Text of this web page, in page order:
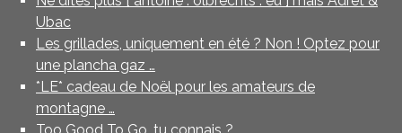
Ubac
Les grillades, uniquement en été ? Non ! Optez pour
une plancha gaz …
*LE* cadeau de Noël pour les amateurs de
montagne …